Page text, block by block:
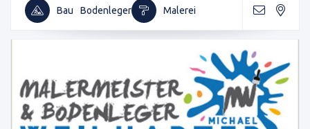
Bau Bodenleger Malerei